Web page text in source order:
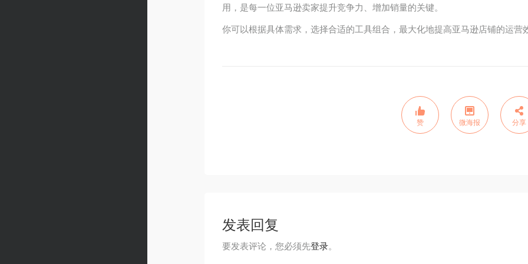
用，是每一位亚马逊卖家提升竞争力、增加销量的关键。
你可以根据具体需求，选择合适的工具组合，最大化地提高亚马逊店铺的运营
赞 微海报 分享
发表回复
要发表评论，您必须先登录。